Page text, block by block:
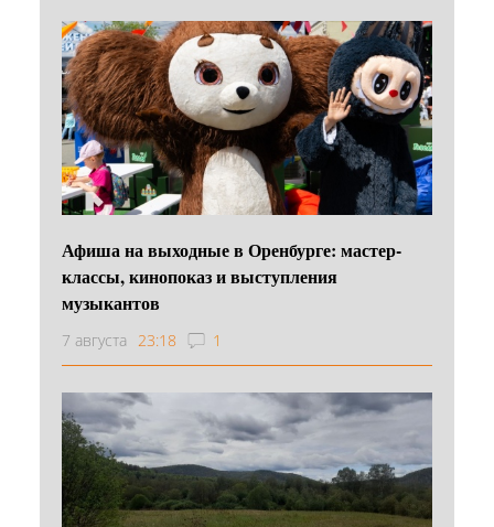
Афиша на выходные в Оренбурге: мастер-
классы, кинопоказ и выступления
музыкантов
7 августа 23:18 1